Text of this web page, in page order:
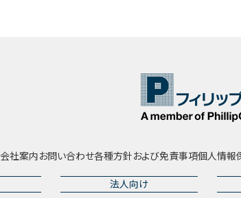
会社案内お問い合わせ各種方針および免責事項個人情報
法人向け